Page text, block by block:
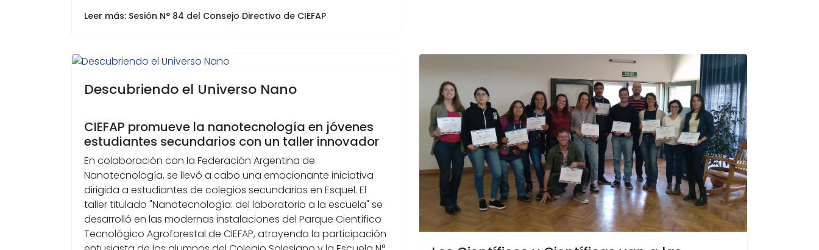
Leer más: Sesión N° 84 del Consejo Directivo de CIEFAP
Descubriendo el Universo Nano
CIEFAP promueve la nanotecnología en jóvenes
estudiantes secundarios con un taller innovador
En colaboración con la Federación Argentina de
Nanotecnología, se llevó a cabo una emocionante iniciativa
dirigida a estudiantes de colegios secundarios en Esquel. El
taller titulado "Nanotecnología: del laboratorio a la escuela" se
desarrolló en las modernas instalaciones del Parque Científico
Tecnológico Agroforestal de CIEFAP, atrayendo la participación